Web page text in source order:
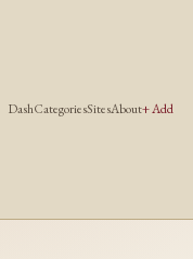
DashCategoriesSitesAbout+ Add